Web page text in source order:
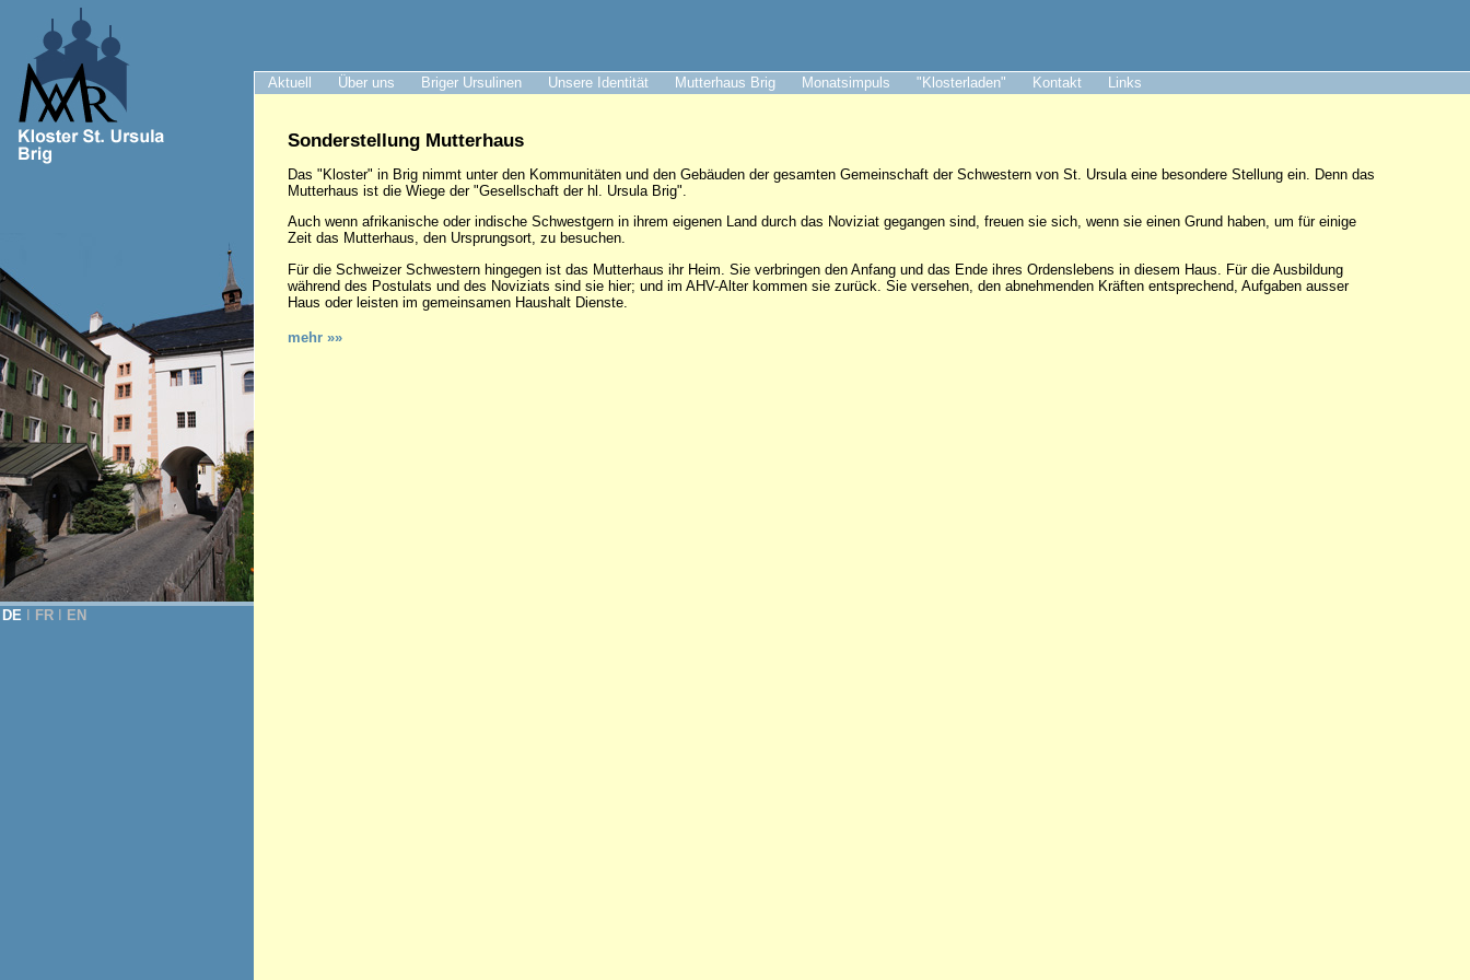
Aktuell Über uns Briger Ursulinen Unsere Identität Mutterhaus Brig Monatsimpuls "Klosterladen" Kontakt Links
DE FR EN
Sonderstellung Mutterhaus
Das "Kloster" in Brig nimmt unter den Kommunitäten und den Gebäuden der gesamten Gemeinschaft der Schwestern von St. Ursula eine besondere Stellung ein. Denn das
Mutterhaus ist die Wiege der "Gesellschaft der hl. Ursula Brig".
Auch wenn afrikanische oder indische Schwestgern in ihrem eigenen Land durch das Noviziat gegangen sind, freuen sie sich, wenn sie einen Grund haben, um für einige
Zeit das Mutterhaus, den Ursprungsort, zu besuchen.
Für die Schweizer Schwestern hingegen ist das Mutterhaus ihr Heim. Sie verbringen den Anfang und das Ende ihres Ordenslebens in diesem Haus. Für die Ausbildung
während des Postulats und des Noviziats sind sie hier; und im AHV-Alter kommen sie zurück. Sie versehen, den abnehmenden Kräften entsprechend, Aufgaben ausser
Haus oder leisten im gemeinsamen Haushalt Dienste.
mehr »»